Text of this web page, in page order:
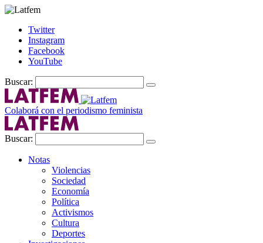
Twitter
Instagram
Facebook
YouTube
Buscar:
Colaborá con el periodismo feminista
Buscar:
Notas
Violencias
Sociedad
Economía
Política
Activismos
Cultura
Deportes